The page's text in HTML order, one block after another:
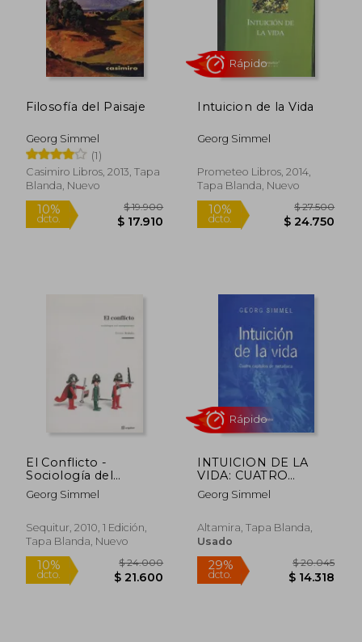
$ 26.730
Filosofía del Paisaje
Georg Simmel
(1)
Casimiro Libros, 2013, Tapa
Blanda, Nuevo
10%
dcto.
Intuicion de la Vida
Georg Simmel
Prometeo Libros, 2014,
Tapa Blanda, Nuevo
10%
dcto.
El Conflicto -
Sociología del
Antagonismo
Georg Simmel
Sequitur, 2010, 1 Edición,
Tapa Blanda, Nuevo
INTUICION DE LA
VIDA: CUATRO
CAPITULOS DE
METAFISICA
Georg Simmel
Altamira, Tapa Blanda,
Usado